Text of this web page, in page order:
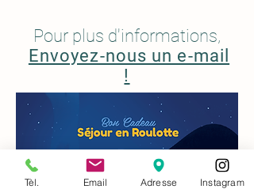
Pour plus d'informations,
Envoyez-nous un e-mail
!
Tèl. Email Adresse Instagram